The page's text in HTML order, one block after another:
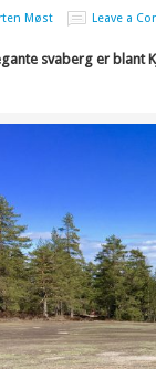
Møst Leave a
svaberg er blant